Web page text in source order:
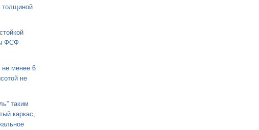
толщиной
ФСФ
не менее 6
не
таким
каркас,